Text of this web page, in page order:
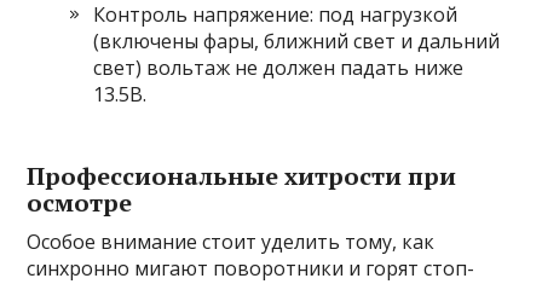
Контроль напряжение: под нагрузкой
(включены фары, ближний свет и дальний
свет) вольтаж не должен падать ниже
13.5В.
Профессиональные хитрости при
осмотре
Особое внимание стоит уделить тому, как
синхронно мигают поворотники и горят стоп-